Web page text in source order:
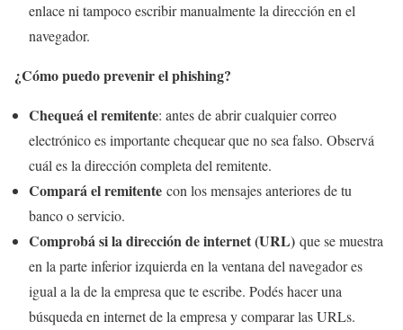
enlace ni tampoco escribir manualmente la dirección en el
navegador.
¿Cómo puedo prevenir el phishing?
Chequeá el remitente: antes de abrir cualquier correo
electrónico es importante chequear que no sea falso. Observá
cuál es la dirección completa del remitente.
Compará el remitente con los mensajes anteriores de tu
banco o servicio.
Comprobá si la dirección de internet (URL) que se muestra
en la parte inferior izquierda en la ventana del navegador es
igual a la de la empresa que te escribe. Podés hacer una
búsqueda en internet de la empresa y comparar las URLs.